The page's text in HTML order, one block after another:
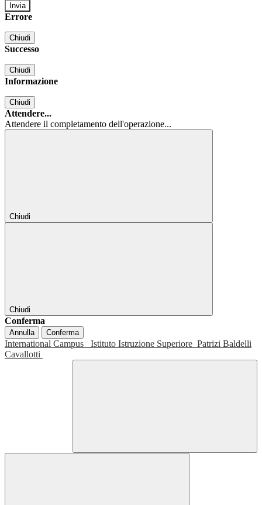
Errore
Chiudi
Successo
Chiudi
Informazione
Chiudi
Attendere...
Attendere il completamento dell'operazione...
Chiudi
Chiudi
Conferma
Annulla Conferma
International Campus Istituto Istruzione Superiore Patrizi Baldelli
Cavallotti